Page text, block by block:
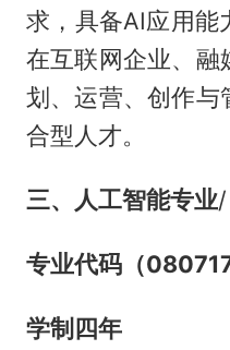
求，具备AI应用能
在互联网企业、融
划、运营、创作与
合型人才。
三、人工智能专业/
专业代码（
学制四年